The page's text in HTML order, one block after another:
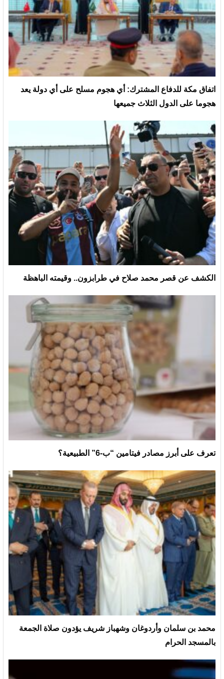
‏اتفاق مكة للدفاع المشترك: أي هجوم مسلح على أي دولة يعد
هجوما على الدول الثلاث جميعها
الكشف عن قصر محمد صلاح في طرابزون.. وقيمته الباهظة
تعرف على أبرز مصادر فيتامين “ب-6” الطبيعية؟
محمد بن سلمان وأردوغان وشهباز شريف يؤدون صلاة الجمعة
بالمسجد الحرام